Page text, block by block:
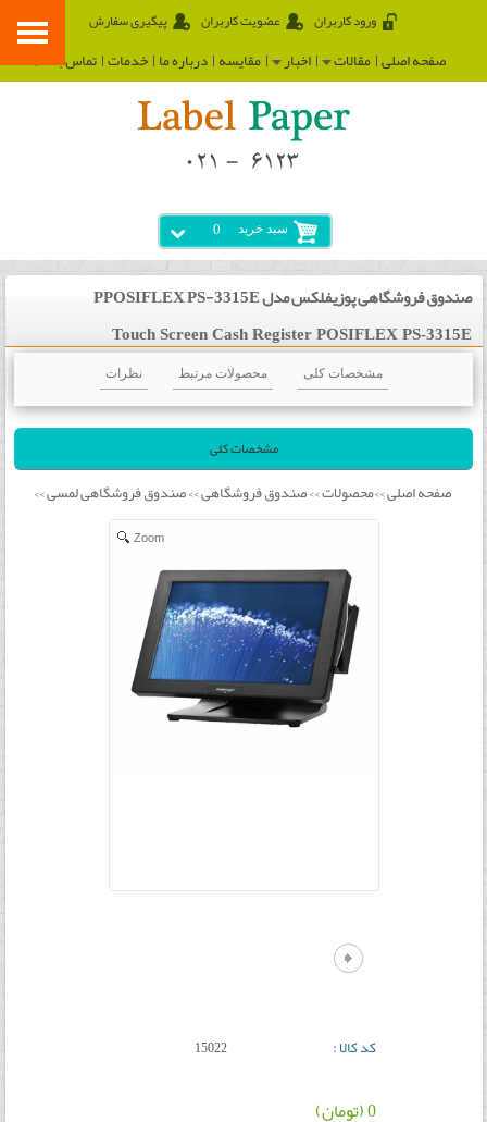
ورود کاربران عضویت کاربران پیگیری سفارش
صفحه اصلی مقالات اخبار مقایسه درباره ما خدمات تماس با ما
سبد خرید 0
صندوق فروشگاهی پوزیفلکس مدل PPOSIFLEX PS-3315E
Touch Screen Cash Register POSIFLEX PS-3315E
مشخصات کلی محصولات مرتبط نظرات
مشخصات کلی
صفحه اصلی>>محصولات>>صندوق فروشگاهی>>صندوق فروشگاهی لمسی>>
Zoom
کد کالا : 15022
0 (تومان)